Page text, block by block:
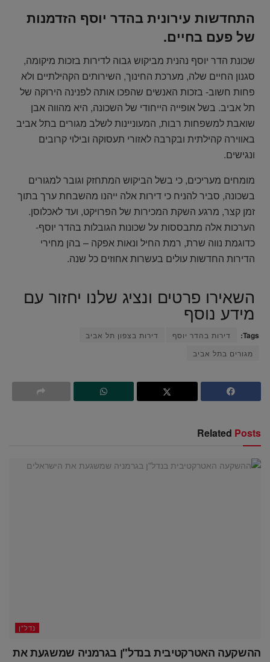
התחדשות עירונית בהדר יוסף הזדמנות
של פעם בחיים.
שכונת הדר יוסף נהנית מביקוש גבוה לדירות בזכות מיקומה,
סגנון החיים שלה, מערכת החינוך, השירותים הקהילתיים ולא
פחות חשוב- בזכות האנשים שהפכו אותה לפנינה הירוקה של
תל אביב. בשל אופייה הייחודי של השכונה, היא מהווה אבן
שואבת למשפחות רבות, המעוניינות לשלב מגורים בתל אביב
באווירה קהילתית ובקרבה לאזורי תעסוקה ובילוי קרובים
ונגישים.
מומחים מעריכים, כי בשל הביקוש המתחזק וגובר למגורים
בשכונה, סביר להניח כי דירות אלה ייהנו מהשבחת ערך בתוך
זמן קצר, מרגע השקת המכירות של הפרויקט, ועד לאכלוסן.
הערכות אלה מתבססות על שכונות הגובלות בהדר יוסף-
כדוגמת נווה שרת, רמת החיל ונאות אפקה – בהן מחירי
הדירות החדשות עולים בעשרות אחוזים כל שנה.
השאירו פרטים ונציג שלנו יחזור עם
מידע נוסף
Tags: דירות בהדר יוסף
דירות בצפון תל אביב
מגורים בתל אביב
Related Posts
נדל"ן
ההשקעה האטרקטיבית בנדל"ן בגרמניה שמשגעת את